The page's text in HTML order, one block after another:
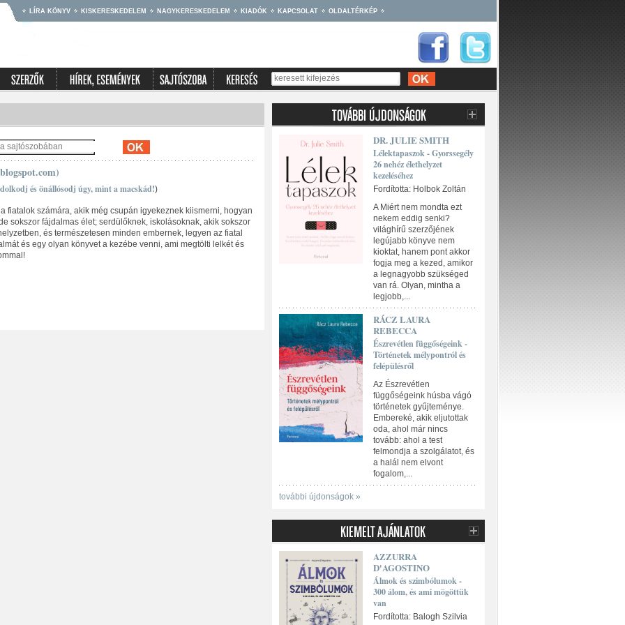
LÍRA KÖNYV KISKERESKEDELEM NAGYKERESKEDELEM KIADÓK KAPCSOLAT OLDALTÉRKÉP
és önállósodj úgy, mint a macskád!)
fiatalok számára, akik még csupán igyekeznek kiismerni, hogyan
sokszor fájdalmas élet; serdülőknek, iskolásoknak, akik sokszor
és természetesen minden embernek, legyen az fiatal
és egy olyan könyvet a kezébe venni, ami megtölti lelkét és
DR. JULIE SMITH
Lélektapaszok - Gyorssegély
26 nehéz élethelyzet
kezeléséhez
Fordította: Holbok Zoltán
A Miért nem mondta ezt
nekem eddig senki?
világhírű szerzőjének
legújabb könyve nem
kioktat, hanem pont akkor
fogja meg a kezed, amikor
a legnagyobb szükséged
van rá. Olyan, mintha a
legjobb,...
RÁCZ LAURA
REBECCA
Észrevétlen függőségeink -
Történetek mélypontról és
felépülésről
Az Észrevétlen
függőségeink húsba vágó
történetek gyűjteménye.
Embereké, akik eljutottak
oda, ahol már nincs
tovább: ahol a test
felmondja a szolgálatot, és
a halál nem elvont
fogalom,...
további újdonságok »
AZZURRA
D'AGOSTINO
Álmok és szimbólumok -
300 álom, és ami mögöttük
van
Fordította: Balogh Szilvia